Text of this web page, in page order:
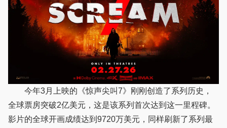
今年3月上映的《惊声尖叫7》刚刚创造了系列历史，
全球票房突破2亿美元，这是该系列首次达到这一里程碑。
影片的全球开画成绩达到9720万美元，同样刷新了系列最